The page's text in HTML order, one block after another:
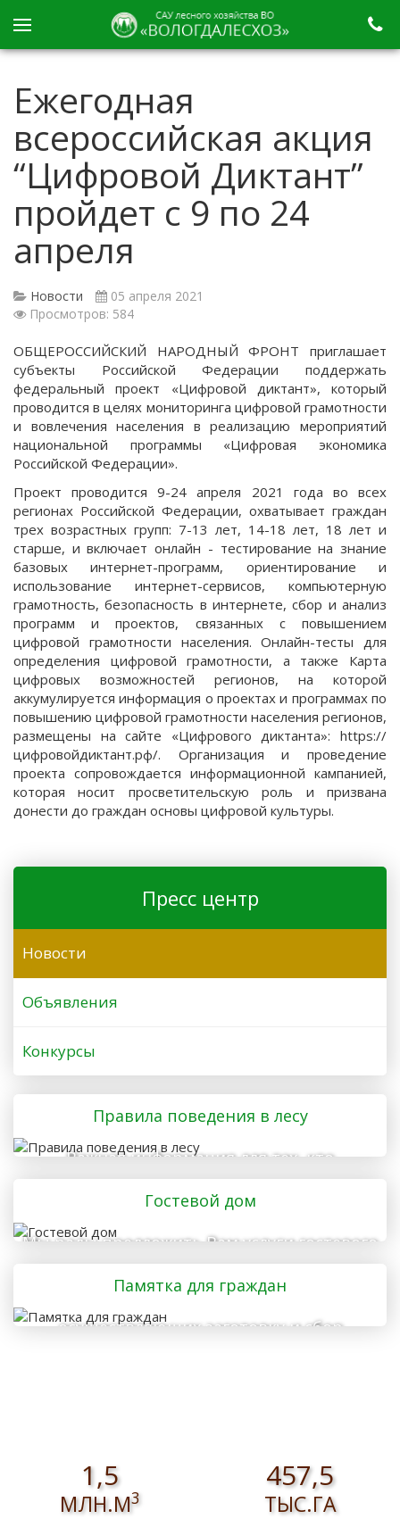
Ежегодная
всероссийская акция
“Цифровой Диктант”
пройдет с 9 по 24
апреля
Новости
05 апреля 2021
Просмотров: 584
ОБЩЕРОССИЙСКИЙ НАРОДНЫЙ ФРОНТ приглашает
субъекты Российской Федерации поддержать
федеральный проект «Цифровой диктант», который
проводится в целях мониторинга цифровой грамотности
и вовлечения населения в реализацию мероприятий
национальной программы «Цифровая экономика
Российской Федерации».
Проект проводится 9-24 апреля 2021 года во всех
регионах Российской Федерации, охватывает граждан
трех возрастных групп: 7-13 лет, 14-18 лет, 18 лет и
старше, и включает онлайн - тестирование на знание
базовых интернет-программ, ориентирование и
использование интернет-сервисов, компьютерную
грамотность, безопасность в интернете, сбор и анализ
программ и проектов, связанных с повышением
цифровой грамотности населения. Онлайн-тесты для
определения цифровой грамотности, а также Карта
цифровых возможностей регионов, на которой
аккумулируется информация о проектах и программах по
повышению цифровой грамотности населения регионов,
размещены на сайте «Цифрового диктанта»: https://
цифровойдиктант.рф/. Организация и проведение
проекта сопровождается информационной кампанией,
которая носит просветительскую роль и призвана
донести до граждан основы цифровой культуры.
Пресс центр
Новости
Объявления
Конкурсы
Правила поведения в лесу
Важная информация для тех, кто
отправляется в лес
Гостевой дом
Мы рады предложить Вам услуги гостевого
дома
Памятка для граждан
осуществляющих заготовку и сбор
1,5
МЛН.М3
457,5
ТЫС.ГА